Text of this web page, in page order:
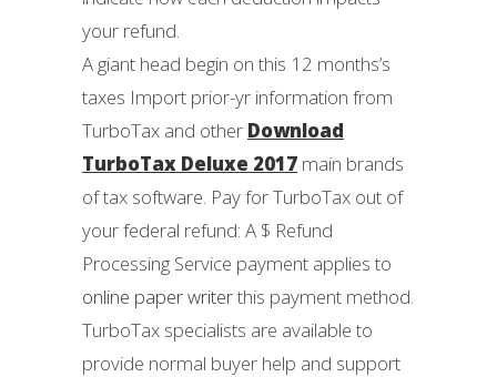
your refund.
A giant head begin on this 12 months’s
taxes Import prior-yr information from
TurboTax and other Download
TurboTax Deluxe 2017 main brands
of tax software. Pay for TurboTax out of
your federal refund: A $ Refund
Processing Service payment applies to
online paper writerthis payment method.
TurboTax specialists are available to
provide normal buyer help and support